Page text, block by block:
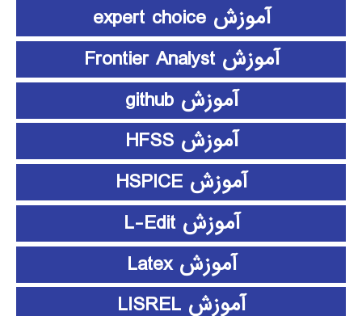
آموزش expert choice
آموزش Frontier Analyst
آموزش github
آموزش HFSS
آموزش HSPICE
آموزش L-Edit
آموزش Latex
آموزش LISREL